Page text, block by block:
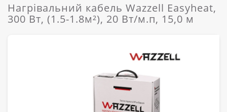
Нагрівальний кабель Wazzell Easyheat,
300 Вт, (1.5-1.8м²), 20 Вт/м.п, 15,0 м